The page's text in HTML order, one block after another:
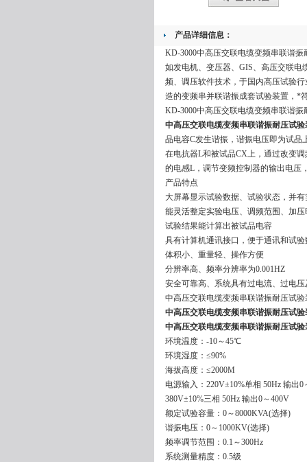
产品详细信息：
KD-3000中高压交联电缆变频串联谐
如发电机、变压器、GIS、高压交联
频、调压软件技术，于国内高压试验
造的变频串并联谐振成套试验装置，*
KD-3000中高压交联电缆变频串联谐振
中高压交联电缆变频串联谐振耐压试验
品电容C发生谐振，谐振电压即为试
在电抗器L和被试品CX上，通过改变
的电感L，调节变频控制器的输出电压
产品特点
大屏幕显示试验数据、试验状态，并
能灵活整定实验电压、调频范围、加压
试验结果能计算出被试品电容
具有计算机通讯接口，便于通讯和试验
体积小、重量轻、操作方便
分辨率高、频率分辨率为0.001HZ
安全可靠高、系统具有过电流、过电
中高压交联电缆变频串联谐振耐压试
中高压交联电缆变频串联谐振耐压试验
中高压交联电缆变频串联谐振耐压试验
环境温度：-10～45℃
环境湿度：≤90%
海拔高度：≤2000M
电源输入：220V±10%单相 50Hz 输出
380V±10%三相 50Hz 输出0～400V
额定试验容量：0～8000KVA(选择)
谐振电压：0～1000KV(选择)
频率调节范围：0.1～300Hz
系统测量精度：0.5级